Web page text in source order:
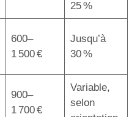
25 %
600–
1 500 €
Jusqu’à
30 %
900–
1 700 €
Variable,
selon